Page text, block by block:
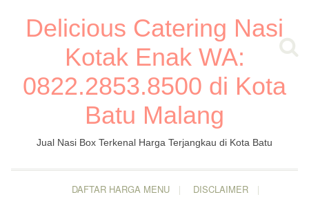
Delicious Catering Nasi
Kotak Enak WA:
0822.2853.8500 di Kota
Batu Malang
Jual Nasi Box Terkenal Harga Terjangkau di Kota Batu
DAFTAR HARGA MENU
DISCLAIMER